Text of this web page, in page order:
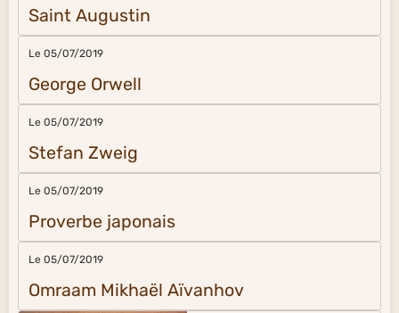
Saint Augustin
Le 05/07/2019
George Orwell
Le 05/07/2019
Stefan Zweig
Le 05/07/2019
Proverbe japonais
Le 05/07/2019
Omraam Mikhaël Aïvanhov